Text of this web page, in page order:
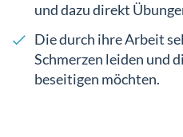
und dazu direkt
Die durch ihre Arbeit
Schmerzen leiden und
beseitigen möchten.